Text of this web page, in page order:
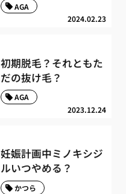
2024.02.23
AGA
初期脱毛？それともた
だの抜け毛？
2023.12.24
AGA
妊娠計画中ミノキシジ
ルいつやめる？
かつら